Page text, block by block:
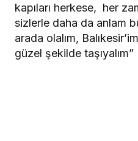
kapıları herkese, her
sizlerle daha da anlam
arada olalım,
güzel şekilde